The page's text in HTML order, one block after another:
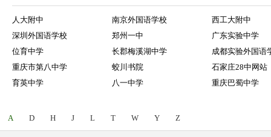
人大附中 南京外国语学校
西工大附中
深圳外国语学校
郑州一中
广东实验中学
位育中学
长郡梅溪湖中学
成都实验外国语
重庆市第八中学
蛟川书院
石家庄28中网站
育英中学
八一中学 重庆巴蜀中学
A D H J L T W Y Z